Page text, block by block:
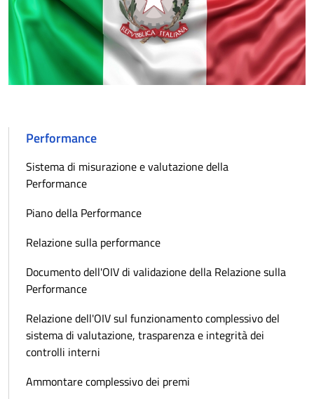
Performance
Sistema di misurazione e valutazione della
Performance
Piano della Performance
Relazione sulla performance
Documento dell'OIV di validazione della Relazione sulla
Performance
Relazione dell'OIV sul funzionamento complessivo del
sistema di valutazione, trasparenza e integrità dei
controlli interni
Ammontare complessivo dei premi